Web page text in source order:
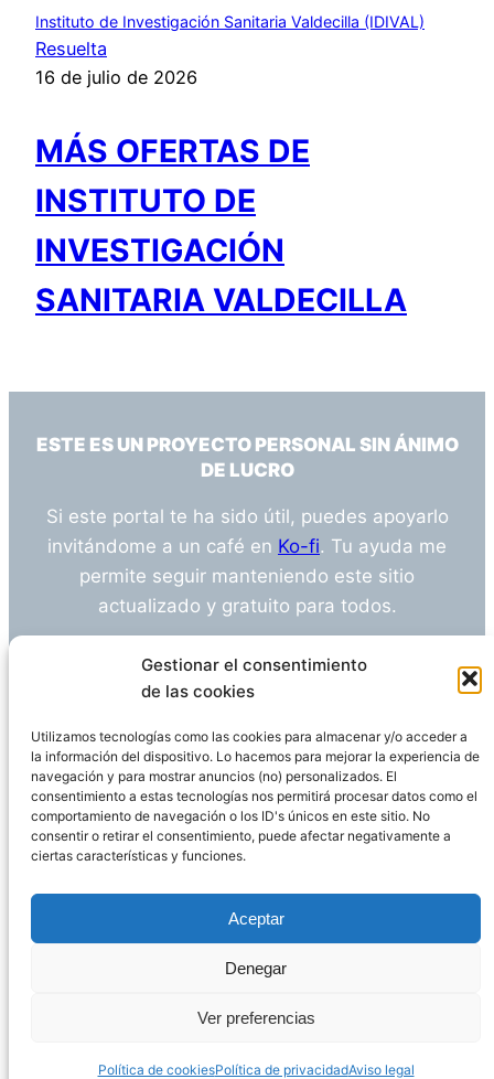
Gestionar el consentimiento
de las cookies
Utilizamos tecnologías como las cookies para almacenar y/o acceder a
la información del dispositivo. Lo hacemos para mejorar la experiencia de
navegación y para mostrar anuncios (no) personalizados. El
consentimiento a estas tecnologías nos permitirá procesar datos como el
comportamiento de navegación o los ID's únicos en este sitio. No
consentir o retirar el consentimiento, puede afectar negativamente a
ciertas características y funciones.
Aceptar
Denegar
Ver preferencias
Política de cookiesPolítica de privacidadAviso legal
Instituto de Investigación Sanitaria Valdecilla (IDIVAL)
Resuelta
16 de julio de 2026
MÁS OFERTAS DE
INSTITUTO DE
INVESTIGACIÓN
SANITARIA VALDECILLA
ESTE ES UN PROYECTO PERSONAL SIN ÁNIMO
DE LUCRO
Si este portal te ha sido útil, puedes apoyarlo
invitándome a un café en Ko-fi. Tu ayuda me
permite seguir manteniendo este sitio
actualizado y gratuito para todos.
¿Tienes alguna duda o sugerencia? Escríbeme
info@empleosanitarioinvestigacion.es
Descargo de Responsabilidad
Declaración de Privacidad Política de cookies
WordPress
Página administrada por Javier Ripoll